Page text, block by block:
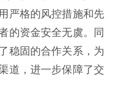
严格的风控措施和先
的资金安全无虞。同
稳固的合作关系，为
道，进一步保障了交